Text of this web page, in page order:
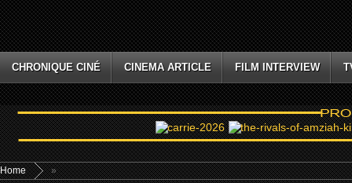
CHRONIQUE CINÉ CINEMA ARTICLE FILM INTERVIEW
Home »